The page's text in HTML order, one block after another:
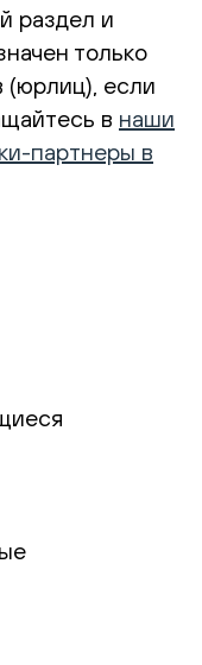
раздел и
только
(юрлиц), если
в наши
партнеры в